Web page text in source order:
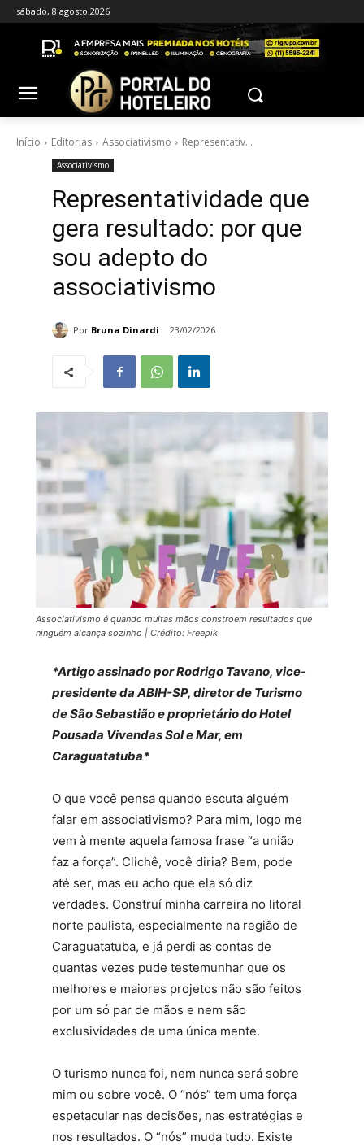
sábado, 8 agosto,2026
Início Editorias Associativismo Representativ...
Associativismo
Representatividade que
gera resultado: por que
sou adepto do
associativismo
Por Bruna Dinardi 23/02/2026
Associativismo é quando muitas mãos constroem resultados que
ninguém alcança sozinho | Crédito: Freepik
*Artigo assinado por Rodrigo Tavano, vice-
presidente da ABIH-SP, diretor de Turismo
de São Sebastião e proprietário do Hotel
Pousada Vivendas Sol e Mar, em
Caraguatatuba*
O que você pensa quando escuta alguém
falar em associativismo? Para mim, logo me
vem à mente aquela famosa frase “a união
faz a força”. Clichê, você diria? Bem, pode
até ser, mas eu acho que ela só diz
verdades. Construí minha carreira no litoral
norte paulista, especialmente na região de
Caraguatatuba, e já perdi as contas de
quantas vezes pude testemunhar que os
melhores e maiores projetos não são feitos
por um só par de mãos e nem são
exclusividades de uma única mente.
O turismo nunca foi, nem nunca será sobre
mim ou sobre você. O “nós” tem uma força
espetacular nas decisões, nas estratégias e
nos resultados. O “nós” muda tudo. Existe